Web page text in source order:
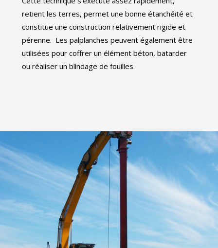
retient les terres, permet une bonne étanchéité et
constitue une construction relativement rigide et
pérenne. Les palplanches peuvent également être
utilisées pour coffrer un élément béton, batarder
ou réaliser un blindage de fouilles.